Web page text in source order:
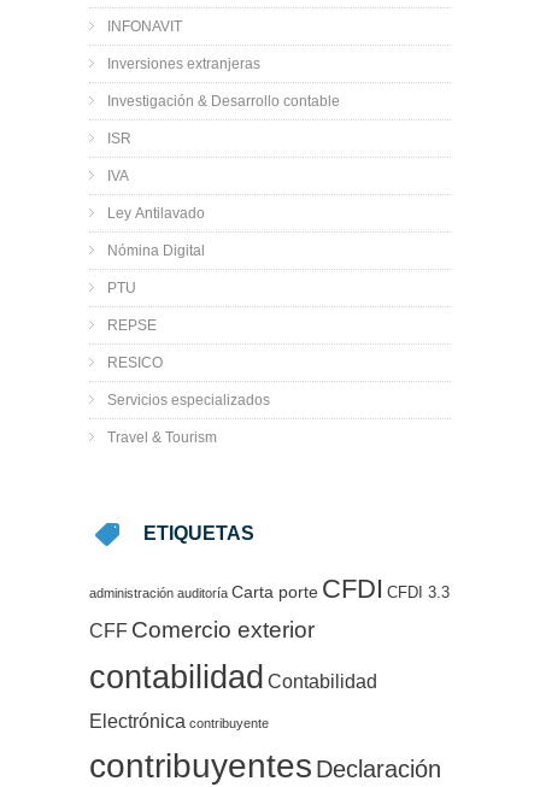
INFONAVIT
Inversiones extranjeras
Investigación & Desarrollo contable
ISR
IVA
Ley Antilavado
Nómina Digital
PTU
REPSE
RESICO
Servicios especializados
Travel & Tourism
ETIQUETAS
administración auditoría Carta porte CFDI CFDI 3.3
CFF Comercio exterior
contabilidad Contabilidad
Electrónica contribuyente
contribuyentes Declaración